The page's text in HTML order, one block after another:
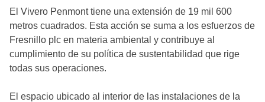
El Vivero Penmont tiene una extensión de 19 mil 600
metros cuadrados. Esta acción se suma a los esfuerzos de
Fresnillo plc en materia ambiental y contribuye al
cumplimiento de su política de sustentabilidad que rige
todas sus operaciones.
El espacio ubicado al interior de las instalaciones de la